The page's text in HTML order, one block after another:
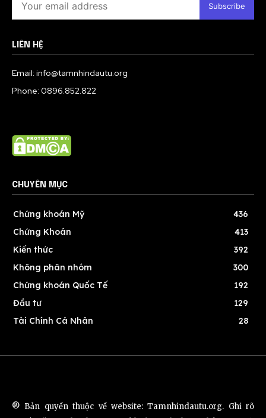
Subscribe
LIÊN HỆ
Email: info@tamnhindautu.org
Phone: 0896.852.822
CHUYÊN MỤC
Chứng khoán Mỹ
436
Chứng Khoán
413
Kiến thức
392
Không phân nhóm
300
Chứng khoán Quốc Tế
192
Đầu tư
129
Tài Chính Cá Nhân
28
® Bản quyền thuộc về website: Tamnhindautu.org. Ghi rõ